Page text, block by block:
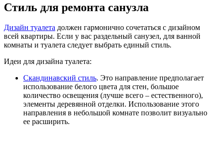
Стиль для ремонта санузла
Дизайн туалета должен гармонично сочетаться с дизайном
всей квартиры. Если у вас раздельный санузел, для ванной
комнаты и туалета следует выбрать единый стиль.
Идеи для дизайна туалета:
Скандинавский стиль. Это направление предполагает
использование белого цвета для стен, большое
количество освещения (лучше всего – естественного),
элементы деревянной отделки. Использование этого
направления в небольшой комнате позволит визуально
ее расширить.